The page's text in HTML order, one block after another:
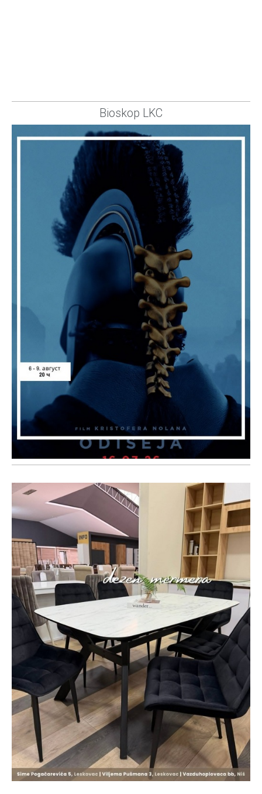
Bioskop LKC